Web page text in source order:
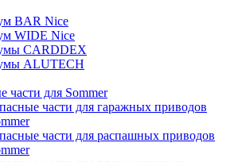
BAR Nice
WIDE Nice
CARDDEX
ALUTECH
части для Sommer
части для гаражных приводов
части для распашных приводов